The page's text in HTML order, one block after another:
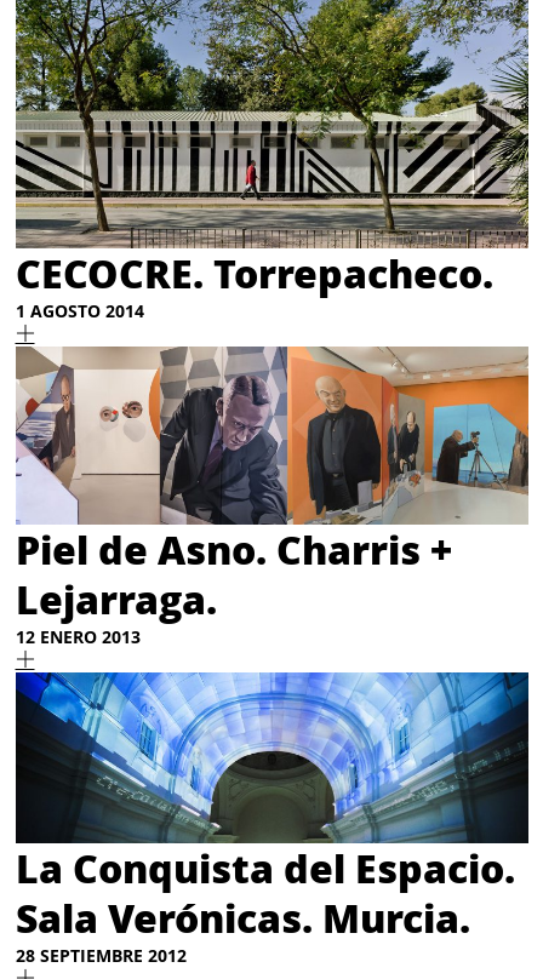
CECOCRE. Torrepacheco.
1 AGOSTO 2014
Piel de Asno. Charris +
Lejarraga.
12 ENERO 2013
La Conquista del Espacio.
Sala Verónicas. Murcia.
28 SEPTIEMBRE 2012